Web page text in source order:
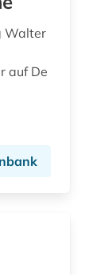
Walter
auf De